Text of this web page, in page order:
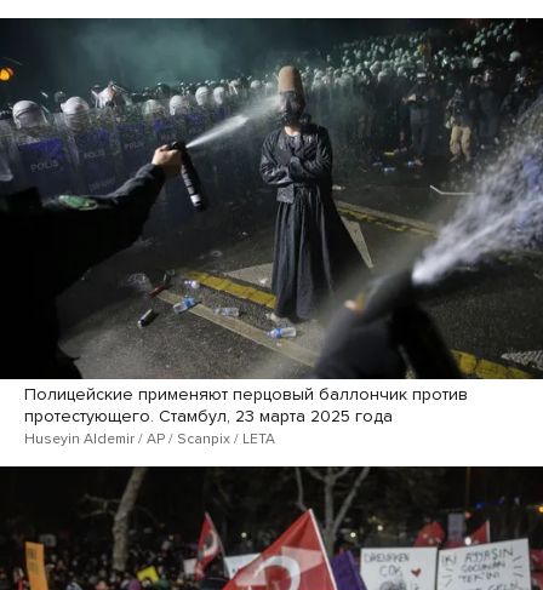
Полицейские применяют перцовый баллончик против
протестующего. Стамбул, 23 марта 2025 года
Huseyin Aldemir / AP / Scanpix / LETA